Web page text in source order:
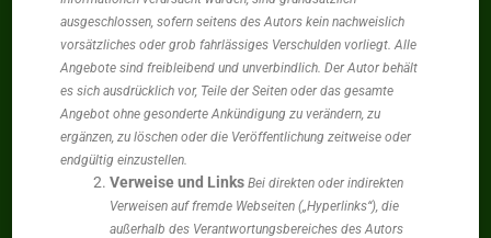
ausgeschlossen, sofern seitens des Autors kein nachweislich
vorsätzliches oder grob fahrlässiges Verschulden vorliegt. Alle
Angebote sind freibleibend und unverbindlich. Der Autor behält
es sich ausdrücklich vor, Teile der Seiten oder das gesamte
Angebot ohne gesonderte Ankündigung zu verändern, zu
ergänzen, zu löschen oder die Veröffentlichung zeitweise oder
endgültig einzustellen.
Verweise und Links Bei direkten oder indirekten
Verweisen auf fremde Webseiten („Hyperlinks“), die
außerhalb des Verantwortungsbereiches des Autors